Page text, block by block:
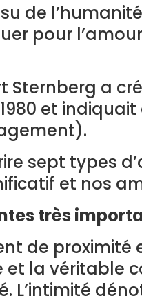
de
pour
a
et
sept types
et nos
très
de proximité
et la
L’intimité